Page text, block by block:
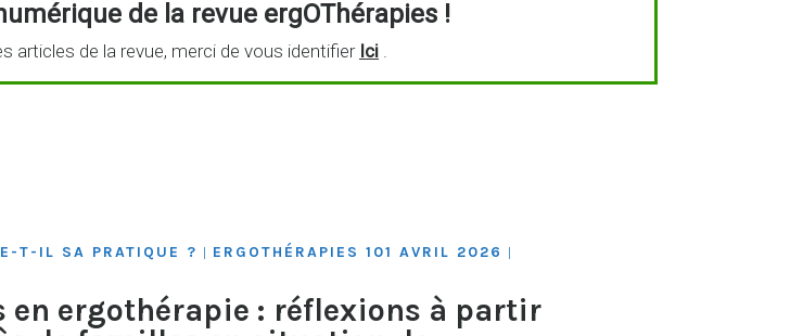
de la revue ergOThérapies !
articles de la revue, merci de vous identifier Ici .
T-IL SA PRATIQUE ? | ERGOTHÉRAPIES 101 AVRIL 2026 |
en ergothérapie : réflexions à partir